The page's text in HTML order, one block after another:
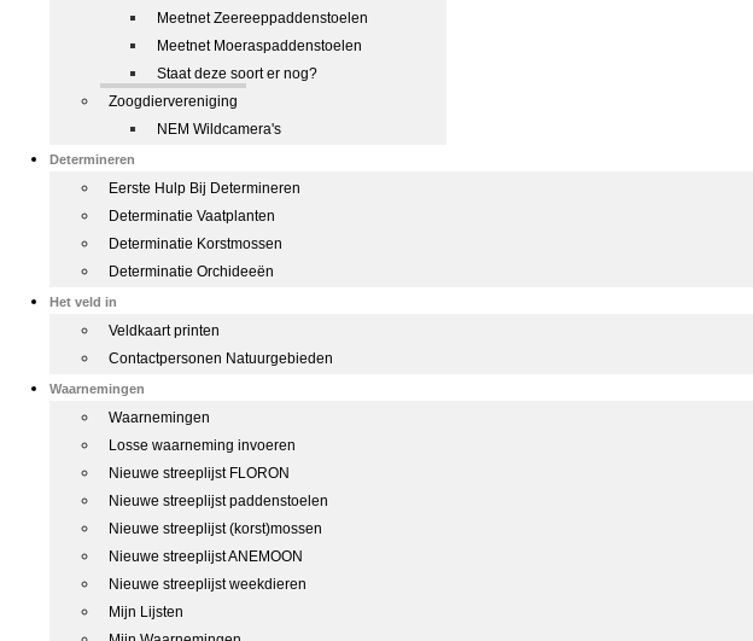
Meetnet Zeereeppaddenstoelen
Meetnet Moeraspaddenstoelen
Staat deze soort er nog?
Zoogdiervereniging
NEM Wildcamera's
Determineren
Eerste Hulp Bij Determineren
Determinatie Vaatplanten
Determinatie Korstmossen
Determinatie Orchideeën
Het veld in
Veldkaart printen
Contactpersonen Natuurgebieden
Waarnemingen
Waarnemingen
Losse waarneming invoeren
Nieuwe streeplijst FLORON
Nieuwe streeplijst paddenstoelen
Nieuwe streeplijst (korst)mossen
Nieuwe streeplijst ANEMOON
Nieuwe streeplijst weekdieren
Mijn Lijsten